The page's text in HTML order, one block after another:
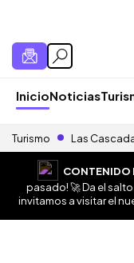
InicioNoticias
Turismo Las
CONTENIDO
pasado! 🚀 Da el
invitamos a visitar el